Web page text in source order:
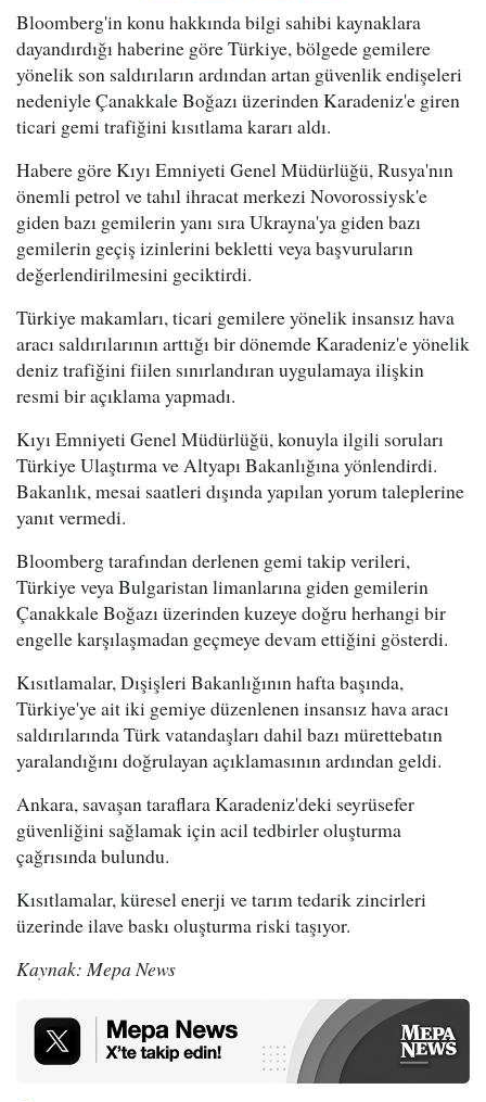
Bloomberg'in konu hakkında bilgi sahibi kaynaklara
dayandırdığı haberine göre Türkiye, bölgede gemilere
yönelik son saldırıların ardından artan güvenlik endişeleri
nedeniyle Çanakkale Boğazı üzerinden Karadeniz'e giren
ticari gemi trafiğini kısıtlama kararı aldı.
Habere göre Kıyı Emniyeti Genel Müdürlüğü, Rusya'nın
önemli petrol ve tahıl ihracat merkezi Novorossiysk'e
giden bazı gemilerin yanı sıra Ukrayna'ya giden bazı
gemilerin geçiş izinlerini bekletti veya başvuruların
değerlendirilmesini geciktirdi.
Türkiye makamları, ticari gemilere yönelik insansız hava
aracı saldırılarının arttığı bir dönemde Karadeniz'e yönelik
deniz trafiğini fiilen sınırlandıran uygulamaya ilişkin
resmi bir açıklama yapmadı.
Kıyı Emniyeti Genel Müdürlüğü, konuyla ilgili soruları
Türkiye Ulaştırma ve Altyapı Bakanlığına yönlendirdi.
Bakanlık, mesai saatleri dışında yapılan yorum taleplerine
yanıt vermedi.
Bloomberg tarafından derlenen gemi takip verileri,
Türkiye veya Bulgaristan limanlarına giden gemilerin
Çanakkale Boğazı üzerinden kuzeye doğru herhangi bir
engelle karşılaşmadan geçmeye devam ettiğini gösterdi.
Kısıtlamalar, Dışişleri Bakanlığının hafta başında,
Türkiye'ye ait iki gemiye düzenlenen insansız hava aracı
saldırılarında Türk vatandaşları dahil bazı mürettebatın
yaralandığını doğrulayan açıklamasının ardından geldi.
Ankara, savaşan taraflara Karadeniz'deki seyrüsefer
güvenliğini sağlamak için acil tedbirler oluşturma
çağrısında bulundu.
Kısıtlamalar, küresel enerji ve tarım tedarik zincirleri
üzerinde ilave baskı oluşturma riski taşıyor.
Kaynak: Mepa News